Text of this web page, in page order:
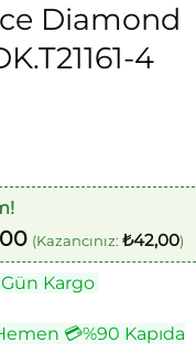
Diamond
4
(Kazancınız: ₺42,00)
Kargo
💳%90 Kapıda